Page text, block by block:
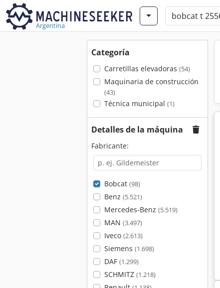
Argentina
Categoría
Carretillas elevadoras (54)
Maquinaria de construcción
(43)
Técnica municipal (1)
Detalles de la máquina
Fabricante:
Bobcat (98)
Benz (5.521)
Mercedes-Benz (5.519)
MAN (3.497)
Iveco (2.613)
Siemens (1.698)
DAF (1.299)
SCHMITZ (1.218)